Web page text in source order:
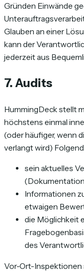
Gründen Einwände
Glauben an einer
kann der
jederzeit aus
7. Audits
HummingDeck stellt
höchstens einmal
(oder häufiger, wenn
verlangt wird)
sein aktuelles
Informationen
etwaigen
die Möglichkeit
des
Vor-Ort-Inspektionen